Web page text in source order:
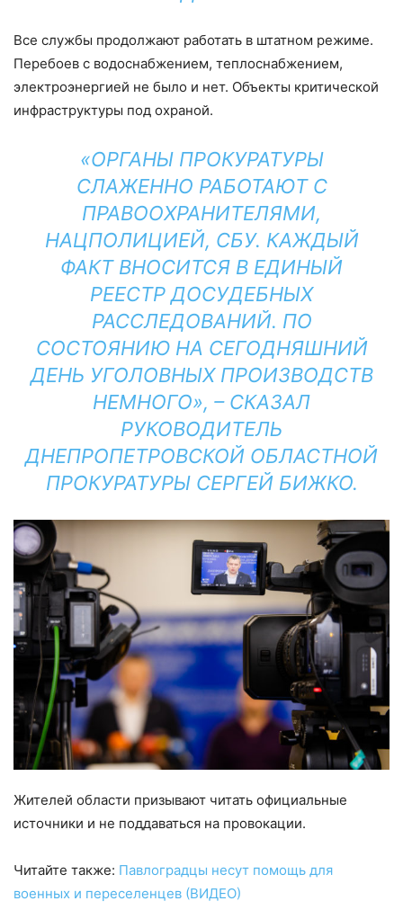
Все службы продолжают работать в штатном режиме.
Перебоев с водоснабжением, теплоснабжением,
электроэнергией не было и нет. Объекты критической
инфраструктуры под охраной.
«ОРГАНЫ ПРОКУРАТУРЫ
СЛАЖЕННО РАБОТАЮТ С
ПРАВООХРАНИТЕЛЯМИ,
НАЦПОЛИЦИЕЙ, СБУ. КАЖДЫЙ
ФАКТ ВНОСИТСЯ В ЕДИНЫЙ
РЕЕСТР ДОСУДЕБНЫХ
РАССЛЕДОВАНИЙ. ПО
СОСТОЯНИЮ НА СЕГОДНЯШНИЙ
ДЕНЬ УГОЛОВНЫХ ПРОИЗВОДСТВ
НЕМНОГО», – СКАЗАЛ
РУКОВОДИТЕЛЬ
ДНЕПРОПЕТРОВСКОЙ ОБЛАСТНОЙ
ПРОКУРАТУРЫ СЕРГЕЙ БИЖКО.
Жителей области призывают читать официальные
источники и не поддаваться на провокации.
Читайте также: Павлоградцы несут помощь для
военных и переселенцев (ВИДЕО)